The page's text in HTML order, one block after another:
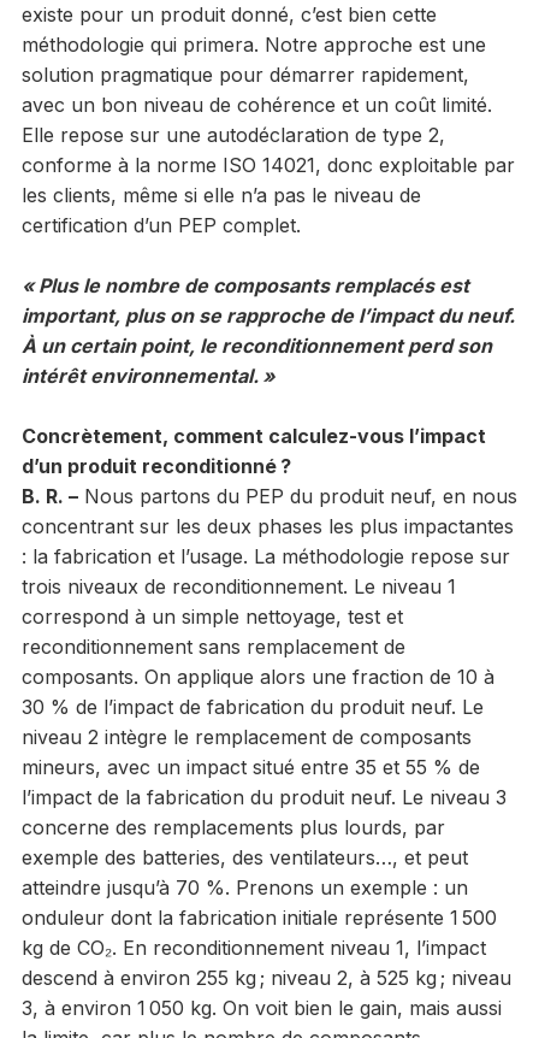
existe pour un produit donné, c’est bien cette
méthodologie qui primera. Notre approche est une
solution pragmatique pour démarrer rapidement,
avec un bon niveau de cohérence et un coût limité.
Elle repose sur une autodéclaration de type 2,
conforme à la norme ISO 14021, donc exploitable par
les clients, même si elle n’a pas le niveau de
certification d’un PEP complet.
« Plus le nombre de composants remplacés est
important, plus on se rapproche de l’impact du neuf.
À un certain point, le reconditionnement perd son
intérêt environnemental. »
Concrètement, comment calculez-vous l’impact
d’un produit reconditionné ?
B. R. –Nous partons du PEP du produit neuf, en nous
concentrant sur les deux phases les plus impactantes
: la fabrication et l’usage. La méthodologie repose sur
trois niveaux de reconditionnement. Le niveau 1
correspond à un simple nettoyage, test et
reconditionnement sans remplacement de
composants. On applique alors une fraction de 10 à
30 % de l’impact de fabrication du produit neuf. Le
niveau 2 intègre le remplacement de composants
mineurs, avec un impact situé entre 35 et 55 % de
l’impact de la fabrication du produit neuf. Le niveau 3
concerne des remplacements plus lourds, par
exemple des batteries, des ventilateurs…, et peut
atteindre jusqu’à 70 %. Prenons un exemple : un
onduleur dont la fabrication initiale représente 1 500
kg de CO₂. En reconditionnement niveau 1, l’impact
descend à environ 255 kg ; niveau 2, à 525 kg ; niveau
3, à environ 1 050 kg. On voit bien le gain, mais aussi